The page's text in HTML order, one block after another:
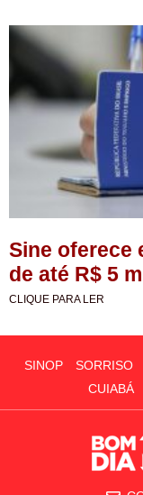
Sine oferece
de até R$ 5
CLIQUE PARA LER
SINOP SORRISO
CUIABÁ